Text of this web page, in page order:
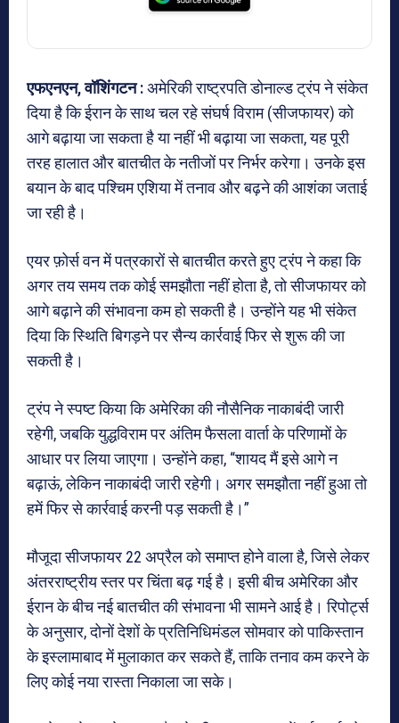
एफएनएन, वॉशिंगटन :अमेरिकी राष्ट्रपति डोनाल्ड ट्रंप ने संकेत
दिया है कि ईरान के साथ चल रहे संघर्ष विराम (सीजफायर) को
आगे बढ़ाया जा सकता है या नहीं भी बढ़ाया जा सकता, यह पूरी
तरह हालात और बातचीत के नतीजों पर निर्भर करेगा। उनके इस
बयान के बाद पश्चिम एशिया में तनाव और बढ़ने की आशंका जताई
जा रही है।
एयर फ़ोर्स वन में पत्रकारों से बातचीत करते हुए ट्रंप ने कहा कि
अगर तय समय तक कोई समझौता नहीं होता है, तो सीजफायर को
आगे बढ़ाने की संभावना कम हो सकती है। उन्होंने यह भी संकेत
दिया कि स्थिति बिगड़ने पर सैन्य कार्रवाई फिर से शुरू की जा
सकती है।
ट्रंप ने स्पष्ट किया कि अमेरिका की नौसैनिक नाकाबंदी जारी
रहेगी, जबकि युद्धविराम पर अंतिम फैसला वार्ता के परिणामों के
आधार पर लिया जाएगा। उन्होंने कहा, “शायद मैं इसे आगे न
बढ़ाऊं, लेकिन नाकाबंदी जारी रहेगी। अगर समझौता नहीं हुआ तो
हमें फिर से कार्रवाई करनी पड़ सकती है।”
मौजूदा सीजफायर 22 अप्रैल को समाप्त होने वाला है, जिसे लेकर
अंतरराष्ट्रीय स्तर पर चिंता बढ़ गई है। इसी बीच अमेरिका और
ईरान के बीच नई बातचीत की संभावना भी सामने आई है। रिपोर्ट्स
के अनुसार, दोनों देशों के प्रतिनिधिमंडल सोमवार को पाकिस्तान
के इस्लामाबाद में मुलाकात कर सकते हैं, ताकि तनाव कम करने के
लिए कोई नया रास्ता निकाला जा सके।